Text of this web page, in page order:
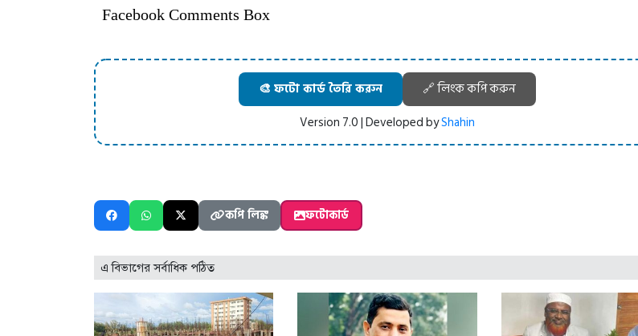
Facebook Comments Box
🎨 ফটো কার্ড তৈরি করুন
🔗 লিংক কপি করুন
Version 7.0 | Developed byShahin
কপি লিঙ্ক ফটোকার্ড
এ বিভাগের সর্বাধিক পঠিত